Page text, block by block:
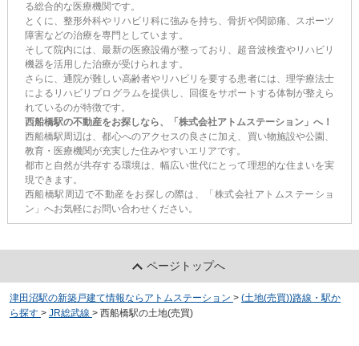
る総合的な医療機関です。
とくに、整形外科やリハビリ科に強みを持ち、骨折や関節痛、スポーツ
障害などの治療を専門としています。
そして院内には、最新の医療設備が整っており、超音波検査やリハビリ
機器を活用した治療が受けられます。
さらに、通院が難しい高齢者やリハビリを要する患者には、理学療法士
によるリハビリプログラムを提供し、回復をサポートする体制が整えら
れているのが特徴です。
西船橋駅の不動産をお探しなら、「株式会社アトムステーション」へ！
西船橋駅周辺は、都心へのアクセスの良さに加え、買い物施設や公園、
教育・医療機関が充実した住みやすいエリアです。
都市と自然が共存する環境は、幅広い世代にとって理想的な住まいを実
現できます。
西船橋駅周辺で不動産をお探しの際は、「株式会社アトムステーショ
ン」へお気軽にお問い合わせください。
ページトップへ
津田沼駅の新築戸建て情報ならアトムステーション > (土地(売買))路線・駅か
ら探す > JR総武線 > 西船橋駅の土地(売買)